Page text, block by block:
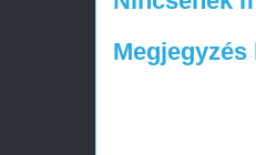
Megjegyzés